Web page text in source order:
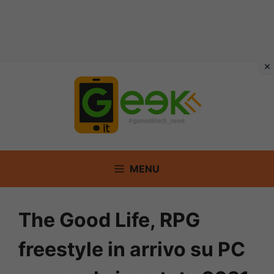
MENU
The Good Life, RPG
freestyle in arrivo su PC